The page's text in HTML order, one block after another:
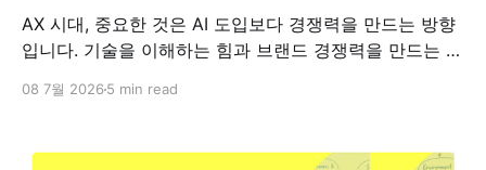
AX 시대, 중요한 것은 AI 도입보다 경쟁력을 만드는 방향
입니다. 기술을 이해하는 힘과 브랜드 경쟁력을 만드는 기
제를 소개합니다.
08 7월 2026 5 min read